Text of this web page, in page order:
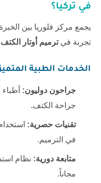
في تركيا؟
يجمع مركز فلوريا بين
تجربة فيترميم أوتار
الخدمات الطبية
جراحون دوليون:
جراحة الكتف.
تقنيات حصرية:
في الترميم.
متابعة دورية: نظام
مجاناً.